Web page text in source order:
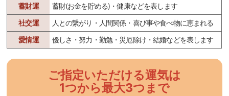
蓄財運
蓄財(お金を貯める)・健康などを表します
社交運
人との繋がり・人間関係・喜び事や食べ物に恵まれる
愛情運
優しさ・努力・勤勉・災厄除け・結婚などを表します
ご指定いただける運気は
1つから最大3つまで